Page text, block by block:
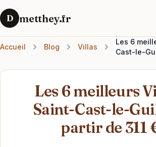
D metthey.fr
Accueil Blog Villas
Les 6
Cast-le-
Les 6 meilleurs
Saint-Cast-le-
partir de 311